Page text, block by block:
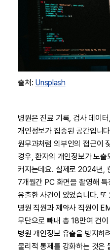
출처: Unsplash
병원은 진료 기록, 검사 데이
개인정보가 집중된 공간입니
원무과처럼 외부인의 접근이
경우, 환자의 개인정보가 노출
커지는데요. 실제로 2024년,
7개월간 PC 화면을 촬영해
유출한 사건이 있었습니다.
병원 직원과 제약사 직원이
무단으로 빼내 총 18만여 건
병원 개인정보 유출을 방지하
물리적 통제를 강화하는 것은